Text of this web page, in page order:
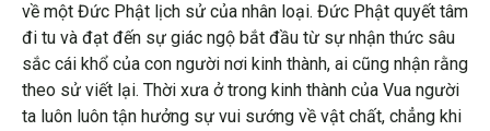
về một Đức Phật lịch sử của nhân loại. Đức Phật quyết tâm
đi tu và đạt đến sự giác ngộ bắt đầu từ sự nhận thức sâu
sắc cái khổ của con người nơi kinh thành, ai cũng nhận rằng
theo sử viết lại. Thời xưa ở trong kinh thành của Vua người
ta luôn luôn tận hưởng sự vui sướng về vật chất, chẳng khi